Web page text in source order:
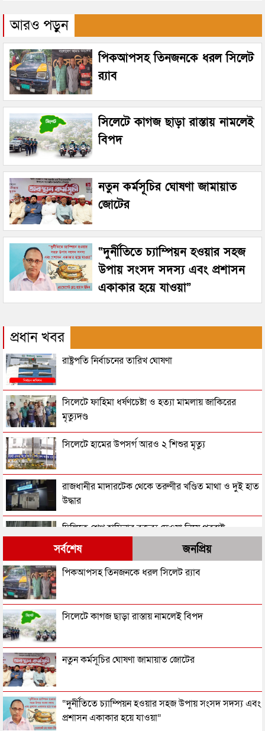
আরও পড়ুন
পিকআপসহ তিনজনকে ধরল সিলেট
র‌্যাব
সিলেটে কাগজ ছাড়া রাস্তায় নামলেই
বিপদ
নতুন কর্মসূচির ঘোষণা জামায়াত
জোটের
“দুর্নীতিতে চ্যাম্পিয়ন হওয়ার সহজ
উপায় সংসদ সদস্য এবং প্রশাসন
একাকার হয়ে যাওয়া”
প্রধান খবর
রাষ্ট্রপতি নির্বাচনের তারিখ ঘোষণা
সিলেটে ফাহিমা ধর্ষণচেষ্টা ও হত্যা মামলায় জাকিরের
মৃত্যুদণ্ড
সিলেটে হামের উপসর্গ আরও ২ শিশুর মৃত্যু
রাজধানীর মাদারটেক থেকে তরুণীর খণ্ডিত মাথা ও দুই হাত
উদ্ধার
দিল্লিতে শেখ হাসিনার বক্তব্য দেওয়া নিয়ে পররাষ্ট্র
মন্ত্রণালয়ের ক্ষোভ
সিলেটের সাবেক মন্ত্রী-এমপিরা কে কোথায়?
জুলাই আন্দোলন ছাত্র-জনতার বীরত্বের স্মারকস্তম্ভ:
সিলেটের জোড়া ব্রিজের পাশ থেকে আটক ফরহাদ- বাদশা
সিলেটে সড়ক দুর্ঘটনায় প্রাণ গেল যুবকের
সর্বশেষ জনপ্রিয়
পিকআপসহ তিনজনকে ধরল সিলেট র‌্যাব
সিলেটে কাগজ ছাড়া রাস্তায় নামলেই বিপদ
নতুন কর্মসূচির ঘোষণা জামায়াত জোটের
“দুর্নীতিতে চ্যাম্পিয়ন হওয়ার সহজ উপায় সংসদ সদস্য এবং
প্রশাসন একাকার হয়ে যাওয়া”